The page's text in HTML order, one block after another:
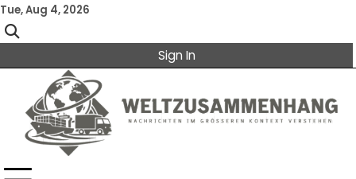
Skip
to
content
Tue, Aug 4, 2026
Sign In